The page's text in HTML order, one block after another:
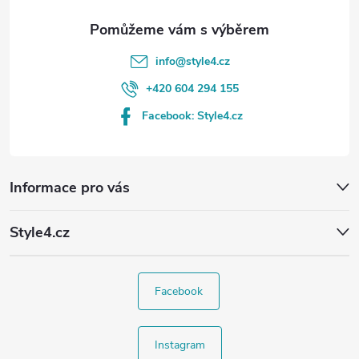
Informace pro vás
Style4.cz
info@style4.cz
+420 604 294 155
Facebook: Style4.cz
Facebook
Instagram